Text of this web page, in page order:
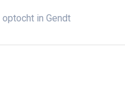
in Gendt